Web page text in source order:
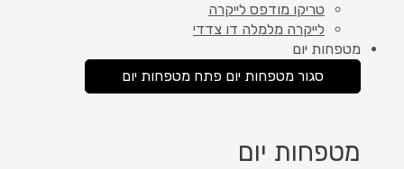
טריקו מודפס לייקרה
לייקרה מלמלה דו צדדי
מטפחות יום
סגור מטפחות יום פתח מטפחות יום
מטפחות יום